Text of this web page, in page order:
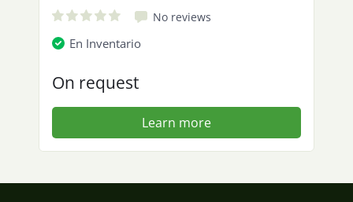
No reviews
En Inventario
On request
Learn more